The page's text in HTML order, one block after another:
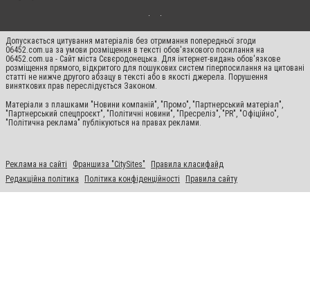
Допускається цитування матеріалів без отримання попередньої згоди
06452.com.ua за умови розміщення в тексті обов'язкового посилання на
06452.com.ua - Сайт міста Сєвєродонецька. Для інтернет-видань обов'язкове
розміщення прямого, відкритого для пошукових систем гіперпосилання на цитовані
статті не нижче другого абзацу в тексті або в якості джерела. Порушення
виняткових прав переслідується Законом.
Матеріали з плашками "Новини компаній", "Промо", "Партнерський матеріал",
"Партнерський спецпроєкт", "Політичні новини", "Пресреліз", "PR", "Офіційно",
"Політична реклама" публікуються на правах реклами.
Реклама на сайті Франшиза "CitySites"
Правила класифайд
Редакційна політика
Політика конфіденційності Правила сайту